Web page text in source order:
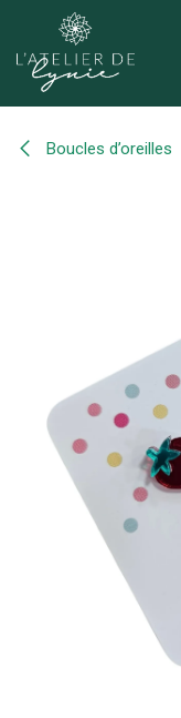
Se rendre au contenu
Boucles d’oreilles